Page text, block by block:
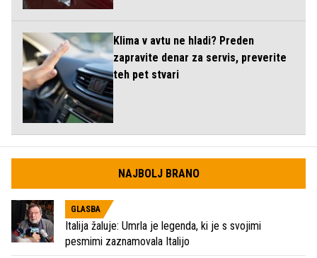
Klima v avtu ne hladi? Preden
zapravite denar za servis, preverite
teh pet stvari
NAJBOLJ BRANO
GLASBA
Italija žaluje: Umrla je legenda, ki je s svojimi
pesmimi zaznamovala Italijo